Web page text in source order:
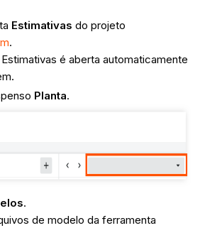
Estimativas do projeto
.
é aberta automaticamente
Planta.
.
de modelo da ferramenta